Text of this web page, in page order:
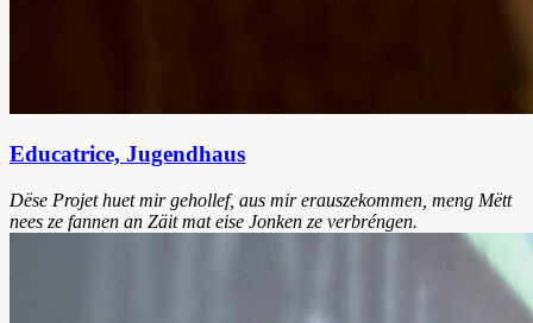
Educatrice, Jugendhaus
Dëse Projet huet mir gehollef, aus mir erauszekommen, meng Mëtt
nees ze fannen an Zäit mat eise Jonken ze verbréngen.